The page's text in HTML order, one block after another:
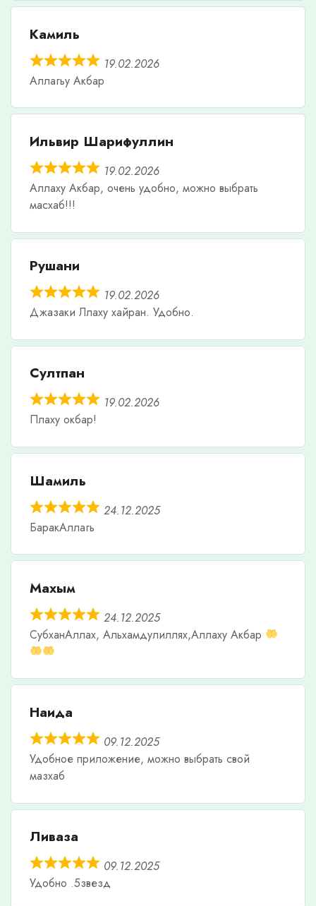
Камиль
19.02.2026
Аллагьу Акбар
Ильвир Шарифуллин
19.02.2026
Аллаху Акбар, очень удобно, можно выбрать
масхаб!!!
Рушани
19.02.2026
Джазаки Ллаху хайран. Удобно.
Султпан
19.02.2026
Плаху окбар!
Шамиль
24.12.2025
БаракАллагь
Махым
24.12.2025
СубханАллах, Альхамдулиллях,Аллаху Акбар
Наида
09.12.2025
Удобное приложение, можно выбрать свой
мазхаб
Ливаза
09.12.2025
Удобно .5звезд